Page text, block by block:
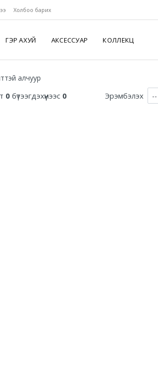
Холбоо барих
ГЭР АХУЙ АКСЕССУАР КОЛЛЕКЦ
алчуур
0 бүтээгдэхүүнээс 0 Эрэмбэлэх